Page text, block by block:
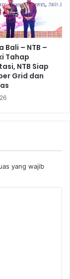
Bali – NTB –
Tahap
NTB Siap
Grid dan
yang wajib